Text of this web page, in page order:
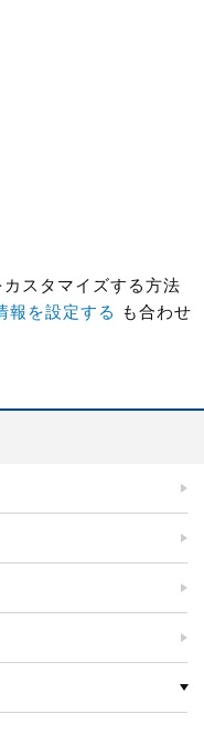
スタマイズする方法
報を設定する
も合わせ